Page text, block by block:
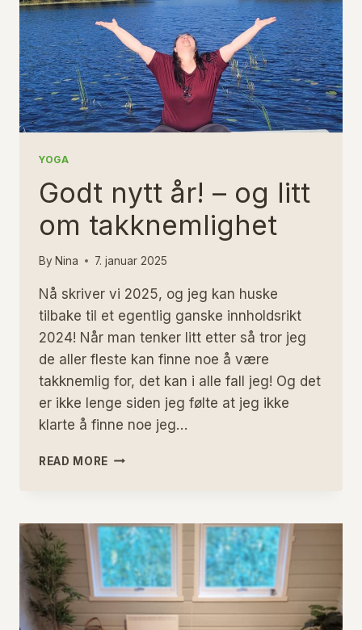
YOGA
Godt nytt år! – og litt
om takknemlighet
By Nina 7. januar 2025
Nå skriver vi 2025, og jeg kan huske
tilbake til et egentlig ganske innholdsrikt
2024! Når man tenker litt etter så tror jeg
de aller fleste kan finne noe å være
takknemlig for, det kan i alle fall jeg! Og det
er ikke lenge siden jeg følte at jeg ikke
klarte å finne noe jeg…
READ MORE GODT
OG
LITT
OM
TAKKNEMLIGHET